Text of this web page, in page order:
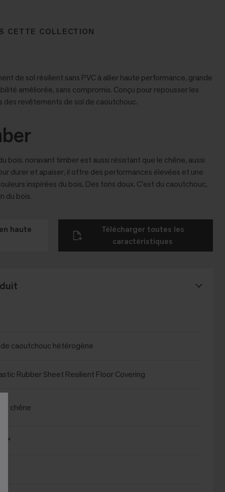
CETTE COLLECTION
de sol résilient sans PVC à allier haute performance, grande
améliorée, sans compromis. Conçu pour repousser les
des revêtements de sol de caoutchouc.
bois. noravant timber est aussi résistant que le chêne, aussi
durer et apaiser, il offre des performances élevées et une
inspirées du bois. Des tons doux. C'est du caoutchouc,
du bois.
caoutchouc hétérogène
Rubber Sheet Resilient Floor Covering
chêne
haute
Télécharger toutes les
caractéristiques